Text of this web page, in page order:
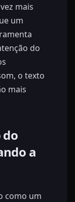
mais
um
do
o texto
mais
do
a
como um